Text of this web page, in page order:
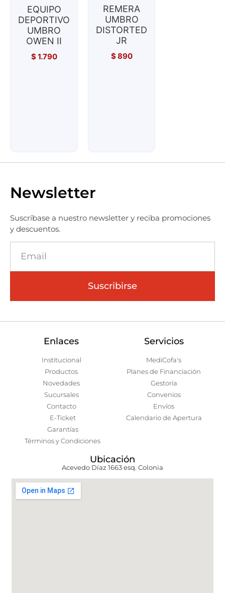
EQUIPO
DEPORTIVO
UMBRO
OWEN II
$1.790
REMERA
UMBRO
DISTORTED
JR
$890
Newsletter
Suscríbase a nuestro newsletter y reciba promociones
y descuentos.
Suscribirse
Enlaces
Institucional
Productos
Novedades
Sucursales
Contacto
E-Ticket
Garantías
Términos y Condiciones
Servicios
MediCofa's
Planes de Financiación
Gestoría
Convenios
Envíos
Calendario de Apertura
Ubicación
Acevedo Díaz 1663 esq. Colonia